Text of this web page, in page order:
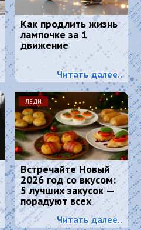
Как продлить жизнь
лампочке за 1
движение
Читать далее..
ЛЕДИ
Встречайте Новый
2026 год со вкусом:
5 лучших закусок —
порадуют всех
гостей и Огненную
ЛошадьЧитать далее..